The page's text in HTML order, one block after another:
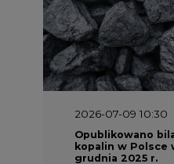
2026-07-09 10:30
Opublikowano
kopalin w Polsce
grudnia 2025 r.